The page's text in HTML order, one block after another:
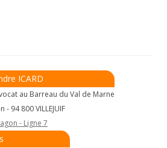
ICARD
au Barreau du Val de Marne
94 800 VILLEJUIF
- Ligne 7